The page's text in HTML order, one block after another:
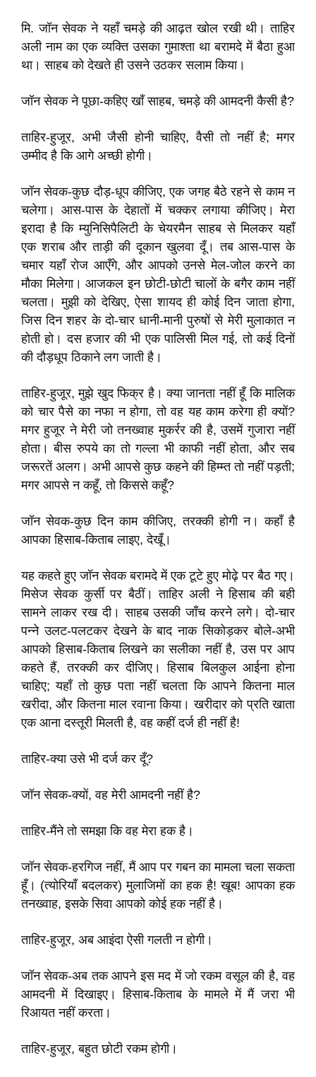
मि. जॉन सेवक ने यहाँ चमड़े की आढ़त खोल रखी थी। ताहिर
अली नाम का एक व्यक्ति उसका गुमाश्ता था बरामदे में बैठा हुआ
था। साहब को देखते ही उसने उठकर सलाम किया।
जॉन सेवक ने पूछा-कहिए खाँ साहब, चमड़े की आमदनी कैसी है?
ताहिर-हुजूर, अभी जैसी होनी चाहिए, वैसी तो नहीं है; मगर
उम्मीद है कि आगे अच्छी होगी।
जॉन सेवक-कुछ दौड़-धूप कीजिए, एक जगह बैठे रहने से काम न
चलेगा। आस-पास के देहातों में चक्कर लगाया कीजिए। मेरा
इरादा है कि म्युनिसिपैलिटी के चेयरमैन साहब से मिलकर यहाँ
एक शराब और ताड़ी की दूकान खुलवा दूँ। तब आस-पास के
चमार यहाँ रोज आएँगे, और आपको उनसे मेल-जोल करने का
मौका मिलेगा। आजकल इन छोटी-छोटी चालों के बगैर काम नहीं
चलता। मुझी को देखिए, ऐसा शायद ही कोई दिन जाता होगा,
जिस दिन शहर के दो-चार धानी-मानी पुरुषों से मेरी मुलाकात न
होती हो। दस हजार की भी एक पालिसी मिल गई, तो कई दिनों
की दौड़धूप ठिकाने लग जाती है।
ताहिर-हुजूर, मुझे खुद फिक्र है। क्या जानता नहीं हूँ कि मालिक
को चार पैसे का नफा न होगा, तो वह यह काम करेगा ही क्यों?
मगर हुजूर ने मेरी जो तनख्वाह मुकर्रर की है, उसमें गुजारा नहीं
होता। बीस रुपये का तो गल्ला भी काफी नहीं होता, और सब
जरूरतें अलग। अभी आपसे कुछ कहने की हिम्म्त तो नहीं पड़ती;
मगर आपसे न कहूँ, तो किससे कहूँ?
जॉन सेवक-कुछ दिन काम कीजिए, तरक्की होगी न। कहाँ है
आपका हिसाब-किताब लाइए, देखूँ।
यह कहते हुए जॉन सेवक बरामदे में एक टूटे हुए मोढ़े पर बैठ गए।
मिसेज सेवक कुर्सी पर बैठीं। ताहिर अली ने हिसाब की बही
सामने लाकर रख दी। साहब उसकी जाँच करने लगे। दो-चार
पन्ने उलट-पलटकर देखने के बाद नाक सिकोड़कर बोले-अभी
आपको हिसाब-किताब लिखने का सलीका नहीं है, उस पर आप
कहते हैं, तरक्की कर दीजिए। हिसाब बिलकुल आईना होना
चाहिए; यहाँ तो कुछ पता नहीं चलता कि आपने कितना माल
खरीदा, और कितना माल रवाना किया। खरीदार को प्रति खाता
एक आना दस्तूरी मिलती है, वह कहीं दर्ज ही नहीं है!
ताहिर-क्या उसे भी दर्ज कर दूँ?
जॉन सेवक-क्यों, वह मेरी आमदनी नहीं है?
ताहिर-मैंने तो समझा कि वह मेरा हक है।
जॉन सेवक-हरगिज नहीं, मैं आप पर गबन का मामला चला सकता
हूँ। (त्योरियाँ बदलकर) मुलाजिमों का हक है! खूब! आपका हक
तनख्वाह, इसके सिवा आपको कोई हक नहीं है।
ताहिर-हुजूर, अब आइंदा ऐसी गलती न होगी।
जॉन सेवक-अब तक आपने इस मद में जो रकम वसूल की है, वह
आमदनी में दिखाइए। हिसाब-किताब के मामले में मैं जरा भी
रिआयत नहीं करता।
ताहिर-हुजूर, बहुत छोटी रकम होगी।